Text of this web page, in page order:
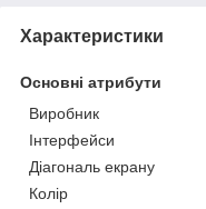
Характеристики
Основні атрибути
Виробник
Інтерфейси
Діагональ екрану
Колір